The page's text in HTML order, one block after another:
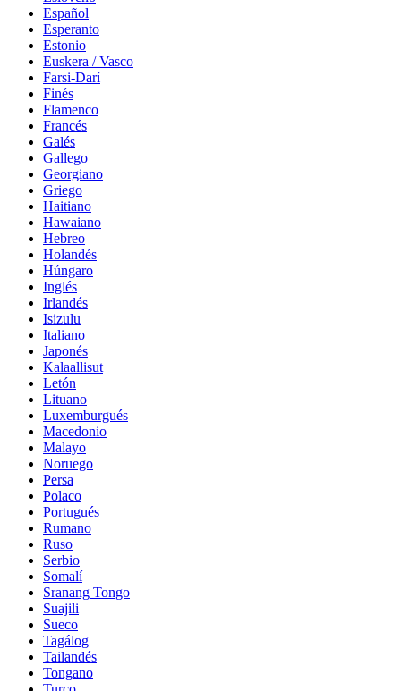
Español
Esperanto
Estonio
Euskera / Vasco
Farsi-Darí
Finés
Flamenco
Francés
Galés
Gallego
Georgiano
Griego
Haitiano
Hawaiano
Hebreo
Holandés
Húngaro
Inglés
Irlandés
Isizulu
Italiano
Japonés
Kalaallisut
Letón
Lituano
Luxemburgués
Macedonio
Malayo
Noruego
Persa
Polaco
Portugués
Rumano
Ruso
Serbio
Somalí
Sranang Tongo
Suajili
Sueco
Tagálog
Tailandés
Tongano